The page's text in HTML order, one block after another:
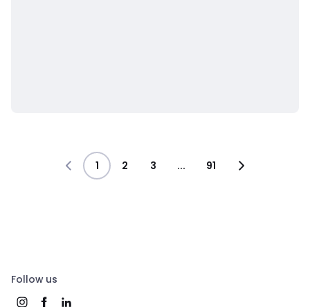
1 2 3 ... 91
Follow us